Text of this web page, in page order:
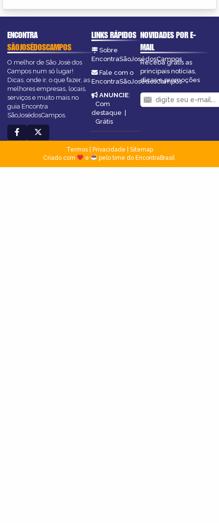
ENCONTRA
SÃOJOSÉDOSCAMPOS
O melhor de São José dos
Campos num só lugar!
Dicas, onde ir, o que fazer, as
melhores empresas, locais,
serviços e muito mais no
guia Encontra
SãoJosédosCampos.
LINKS RÁPIDOS
Sobre
EncontraSãoJosédosCampos
Fale com o
EncontraSãoJosédosCampos
ANUNCIE:
Com
destaque |
Grátis
NOVIDADES POR E-
MAIL
Receba grátis as
principais notícias,
dicas e promoções
Termos| Privacidade
Sitemap
Criado com
e pelo time do EncontraBrasil